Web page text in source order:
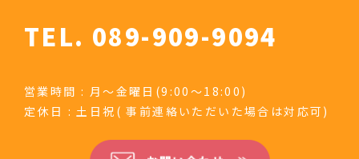
TEL. 089-909-9094
営業時間 : 月～金曜日(9:00～18:00)
定休日 : 土日祝( 事前連絡いただいた場合は対応可)